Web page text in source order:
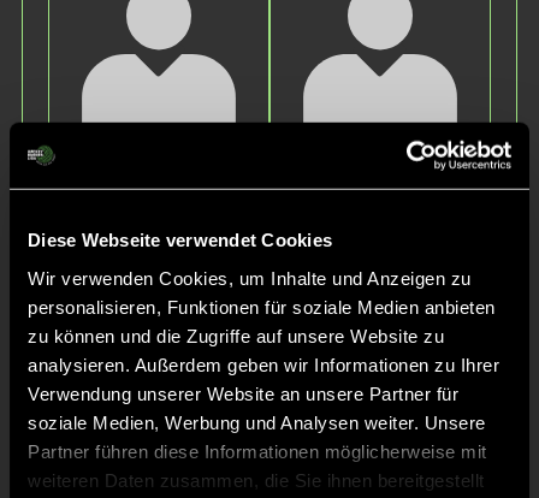
Diese Webseite verwendet Cookies
Wir verwenden Cookies, um Inhalte und Anzeigen zu
personalisieren, Funktionen für soziale Medien anbieten
zu können und die Zugriffe auf unsere Website zu
analysieren. Außerdem geben wir Informationen zu Ihrer
Verwendung unserer Website an unsere Partner für
soziale Medien, Werbung und Analysen weiter. Unsere
Partner führen diese Informationen möglicherweise mit
weiteren Daten zusammen, die Sie ihnen bereitgestellt
Amelie
K.
G.
Nele
Lena